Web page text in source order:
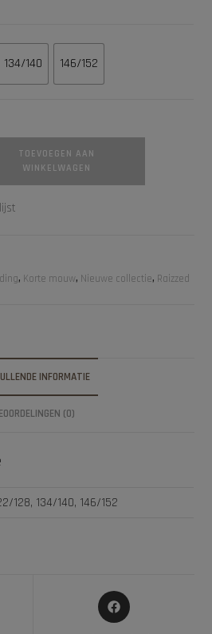
134/140 146/152
TOEVOEGEN AAN
WINKELWAGEN
, Korte mouw, Nieuwe collectie, Raizzed
INFORMATIE
(0)
128, 134/140, 146/152